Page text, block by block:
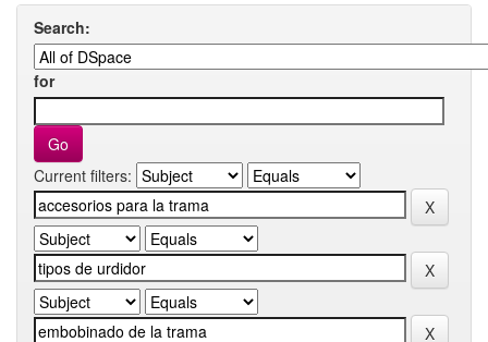
Search:
for
Current filters: